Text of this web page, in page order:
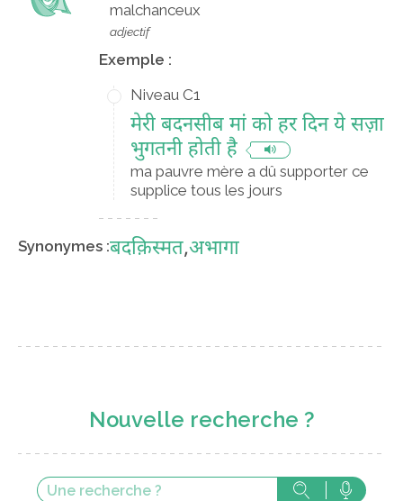
malchanceux
adjectif
Exemple :
Niveau C1
मेरी बदनसीब मां को हर दिन ये सज़ा
भुगतनी होती है
ma pauvre mère a dû supporter ce
supplice tous les jours
Synonymes :बदक़िस्मत,अभागा
Nouvelle recherche ?